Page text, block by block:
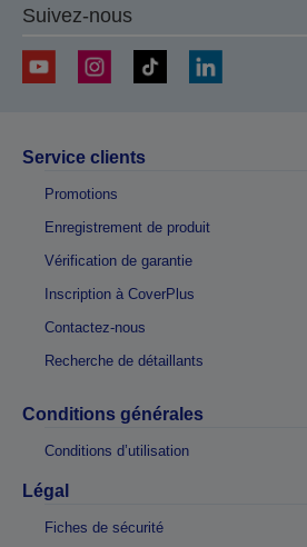
Suivez-nous
Service clients
Promotions
Enregistrement de produit
Vérification de garantie
Inscription à CoverPlus
Contactez-nous
Recherche de détaillants
Conditions générales
Conditions d’utilisation
Légal
Fiches de sécurité